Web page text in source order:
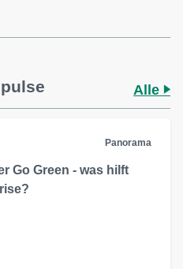
Alle
Panorama
Go Green - was hilft